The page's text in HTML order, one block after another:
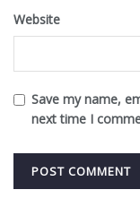
Website
Save my name,
next time I